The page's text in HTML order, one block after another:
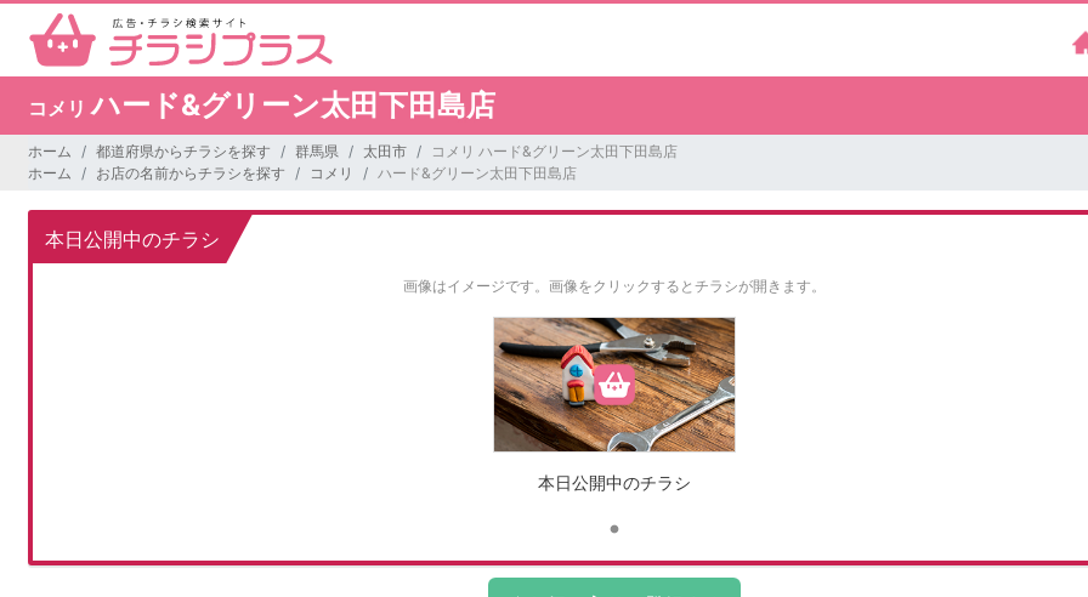
コメリハード&グリーン太田下田島店
ホーム 都道府県からチラシを探す 群馬県 太田市
コメリ ハード&グリーン太田下田島店
ホーム
お店の名前からチラシを探す コメリ ハード&グリーン太田下田島店
本日公開中のチラシ
画像はイメージです。 画像をクリックするとチラシが開きます。
本日公開中のチラシ